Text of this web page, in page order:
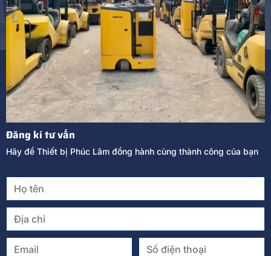
Đăng kí tư vấn
Hãy để Thiết bị Phúc Lâm đồng hành cùng thành công của bạn